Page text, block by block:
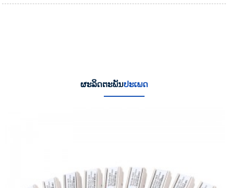
ຜະລິດຕະພັນປະເພດ